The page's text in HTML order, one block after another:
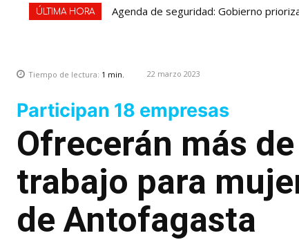
ÚLTIMA HORA Agenda de seguridad: Gobierno
Tiempo de lectura: 1 min. 22 marzo 2023
Participan 18 empresas
Ofrecerán más
trabajo para
de Antofagasta